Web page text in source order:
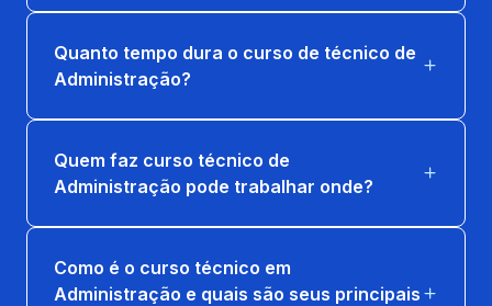
80 horas
TÉCNICAS DE VENDAS E ATENDIMENTO
Quanto tempo dura o curso de técnico de
Administração?
Quem faz curso técnico de
Administração pode trabalhar onde?
Como é o curso técnico em
Administração e quais são seus principais